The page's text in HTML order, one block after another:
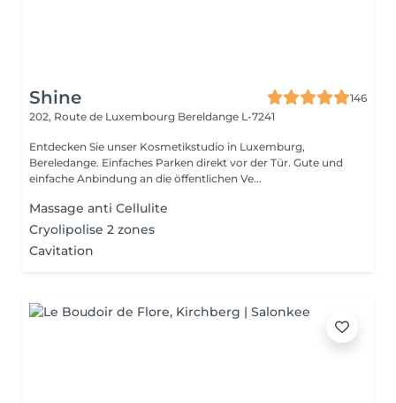
Shine
146
202, Route de Luxembourg Bereldange L-7241
Entdecken Sie unser Kosmetikstudio in Luxemburg,
Bereledange. Einfaches Parken direkt vor der Tür. Gute und
einfache Anbindung an die öffentlichen Ve...
Massage anti Cellulite
Cryolipolise 2 zones
Cavitation